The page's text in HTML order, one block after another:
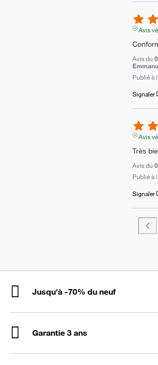
Avis
Avis du
Publié à
Signaler
Avis
Très
Avis du
Publié à
Signaler
Jusqu'à -70% du neuf
Garantie 3 ans